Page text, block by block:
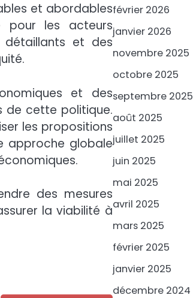
et abordables
pour les acteurs
détaillants et des
et des
de cette politique.
les propositions
approche globale
des mesures
la viabilité à
février 2026
janvier 2026
novembre 2025
octobre 2025
septembre 2025
août 2025
juillet 2025
juin 2025
mai 2025
avril 2025
mars 2025
février 2025
janvier 2025
décembre 2024